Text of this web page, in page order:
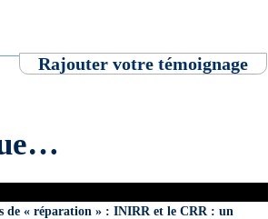
Rajouter votre témoignage
de « réparation » : INIRR et le CRR : un